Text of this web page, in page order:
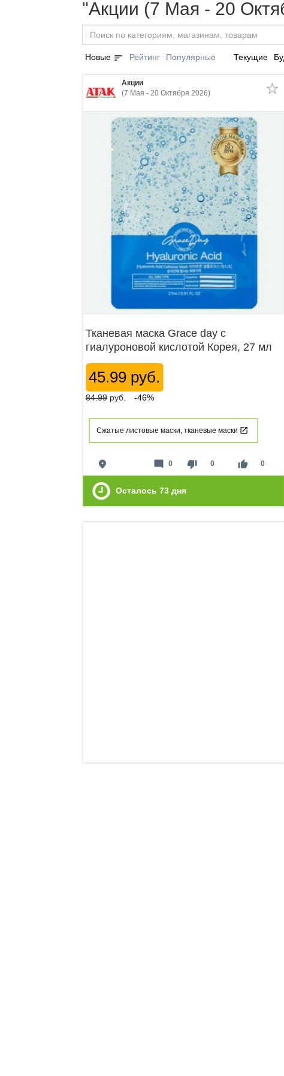
"Акции (7 Мая - 20
Новые sort Рейтинг Популярные Текущие
Акции
(7 Мая - 20 Октября 2026)
Тканевая маска Grace day с
гиалуроновой кислотой Корея, 27 мл
45.99 руб.
84.99 руб. -46%
Сжатые листовые маски, тканевые маски
place thumb_down 0 thumb_up 0
mode_comment 0
Осталось 73 дня